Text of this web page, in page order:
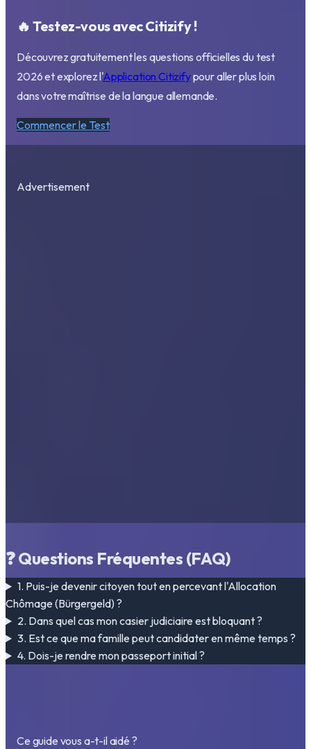
🔥 Testez-vous avec Citizify !
Découvrez gratuitement les questions officielles du test
2026 et explorez l'Application Citizifypour aller plus loin
dans votre maîtrise de la langue allemande.
Commencer le Test
Advertisement
❓ Questions Fréquentes (FAQ)
1. Puis-je devenir citoyen tout en percevant l'Allocation
Chômage (Bürgergeld) ?
2. Dans quel cas mon casier judiciaire est bloquant ?
3. Est ce que ma famille peut candidater en même temps ?
4. Dois-je rendre mon passeport initial ?
Ce guide vous a-t-il aidé ?